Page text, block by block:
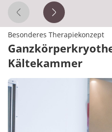
Vorheriges ZitatNächstes Zitat
Besonderes Therapiekonzept
Kältekammer